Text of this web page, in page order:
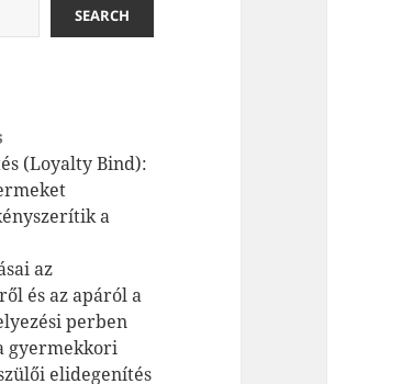
SEARCH
(Loyalty Bind):
a
az
és az apáról a
perben
gyermekkori
elidegenítés